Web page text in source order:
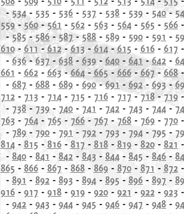
-534 - 535 - 536 - 537 - 538 - 539 - 540-
559- 560-561 - 562- 563 - 564- 565 - 566-
-585 -586-587- 588 - 589 - 590 - 591 -
610- 611 - 612- 613 -614-615 - 616- 617 -
- 636-637-638- 639 - 640 - 641-642 -
661 - 662- 663 - 664-665- 666- 667- 668
- 687 - 688 - 689 - 690-691 -692- 693-
712- 713 - 714- 715 - 716- 717-718- 719-
- 738 - 739 - 740 - 741 - 742 - 743 - 744 -
763 - 764- 765 - 766- 767 - 768- 769- 770-
- 789 - 790 - 791 - 792 - 793 - 794 - 795 -
814- 815 - 816- 817 - 818- 819- 820- 821 -
- 840 - 841 - 842 - 843 - 844 - 845 - 846 -
865 - 866- 867 - 868- 869- 870- 871 - 872-
- 891 - 892 - 893 - 894 - 895 - 896 - 897 -
916- 917 - 918- 919- 920- 921 - 922- 923 -
- 942 - 943 - 944 - 945 - 946 - 947 - 948 -